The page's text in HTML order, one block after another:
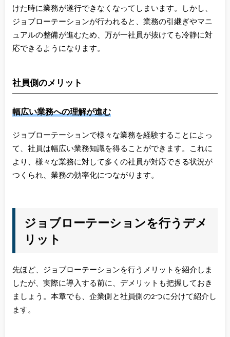
けた時に業務が遂行できなくなってしまいます。しかし、
ジョブローテーションが行われると、業務の引継ぎやマニ
ュアルの整備が進むため、万が一社員が抜けても冷静に対
応できるようになります。
社員側のメリット
幅広い業務への理解が進む
ジョブローテーションで様々な業務を経験することによっ
て、社員は幅広い業務知識を得ることができます。これに
より、様々な業務に対して多くの社員が対応できる状況が
つくられ、業務の効率化につながります。
ジョブローテーションを行うデメ
リット
先ほど、ジョブローテーションを行うメリットを紹介しま
したが、実際に導入する前に、デメリットも把握しておき
ましょう。本章でも、企業側と社員側の2つに分けて紹介し
ます。